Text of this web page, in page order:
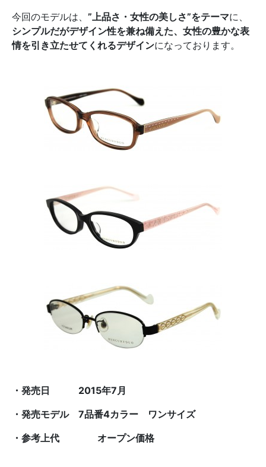
今回のモデルは、 ”上品さ・女性の美しさ”をテーマに、
シンプルだがデザイン性を兼ね備えた、女性の豊かな表
情を引き立たせてくれるデザインになっております。
・発売日 2015年7月
・発売モデル 7品番4カラー ワンサイズ
・参考上代 オープン価格